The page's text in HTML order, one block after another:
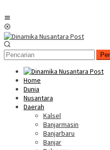
Home
Dunia
Nusantara
Daerah
Kalsel
Banjarmasin
Banjarbaru
Banjar